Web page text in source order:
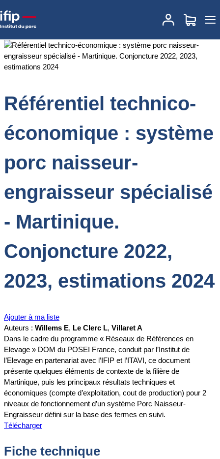
Accueil
Référentiel technico-économique :
système porc naisseur-engraisseur spécialisé - Martinique.
Référentiel technico-
économique : système
porc naisseur-
engraisseur spécialisé
- Martinique.
Conjoncture 2022,
2023, estimations 2024
Ajouter à ma liste
Auteurs : Willems E, Le Clerc L, Villaret A
Dans le cadre du programme « Réseaux de Références en
Elevage » DOM du POSEI France, conduit par l’Institut de
l’Elevage en partenariat avec l’IFIP et l’ITAVI, ce document
présente quelques éléments de contexte de la filière de
Martinique, puis les principaux résultats techniques et
économiques (compte d’exploitation, cout de production) pour 2
niveaux de fonctionnement d’un système Porc Naisseur-
Engraisseur défini sur la base des fermes en suivi.
Télécharger
Fiche technique